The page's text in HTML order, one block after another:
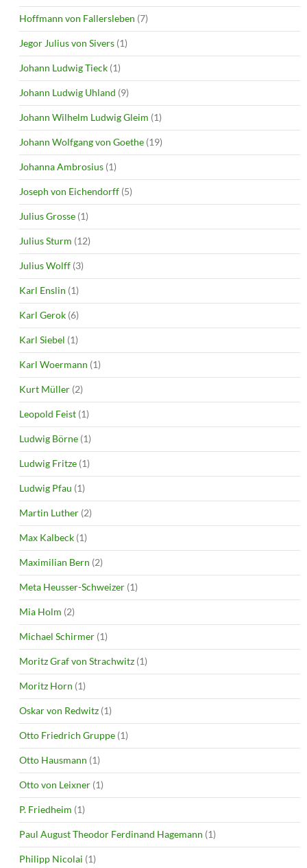
Hoffmann von Fallersleben (7)
Jegor Julius von Sivers (1)
Johann Ludwig Tieck (1)
Johann Ludwig Uhland (9)
Johann Wilhelm Ludwig Gleim (1)
Johann Wolfgang von Goethe (19)
Johanna Ambrosius (1)
Joseph von Eichendorff (5)
Julius Grosse (1)
Julius Sturm (12)
Julius Wolff (3)
Karl Enslin (1)
Karl Gerok (6)
Karl Siebel (1)
Karl Woermann (1)
Kurt Müller (2)
Leopold Feist (1)
Ludwig Börne (1)
Ludwig Fritze (1)
Ludwig Pfau (1)
Martin Luther (2)
Max Kalbeck (1)
Maximilian Bern (2)
Meta Heusser-Schweizer (1)
Mia Holm (2)
Michael Schirmer (1)
Moritz Graf von Strachwitz (1)
Moritz Horn (1)
Oskar von Redwitz (1)
Otto Friedrich Gruppe (1)
Otto Hausmann (1)
Otto von Leixner (1)
P. Friedheim (1)
Paul August Theodor Ferdinand Hagemann (1)
Philipp Nicolai (1)